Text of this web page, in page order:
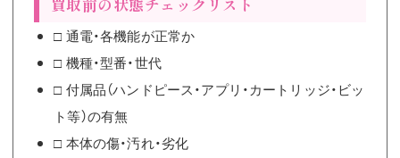
□ 通電・各機能が正常か
□ 機種・型番・世代
□ 付属品（ハンドピース・アプリ・カートリッジ・ビッ
ト等）の有無
□ 本体の傷・汚れ・劣化